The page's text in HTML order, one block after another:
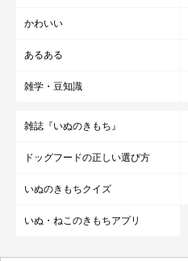
かわいい
あるある
雑学・豆知識
雑誌『いぬのきもち』
ドッグフードの正しい選び方
いぬのきもちクイズ
いぬ・ねこのきもちアプリ